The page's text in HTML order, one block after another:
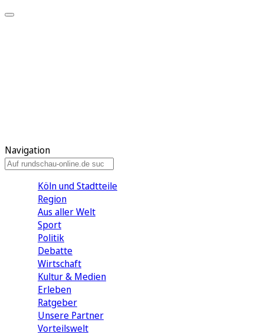
Navigation
Köln und Stadtteile
Region
Aus aller Welt
Sport
Politik
Debatte
Wirtschaft
Kultur & Medien
Erleben
Ratgeber
Unsere Partner
Vorteilswelt